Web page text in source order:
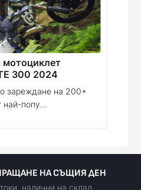
мотоциклет
300 2024
зареждане на 200+
най-попу...
НА СЪЩИЯ ДЕН
налични на склад